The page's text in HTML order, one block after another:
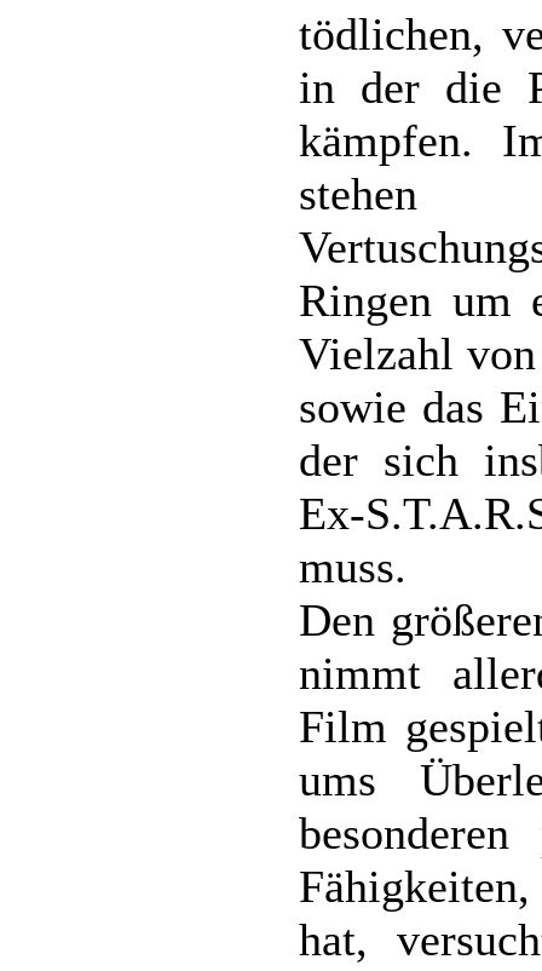
tödlichen,
in der die
kämpfen.
Ringen um
Vielzahl
sowie das
der sich
Ex-
muss.
Den
nimmt
Film
ums
hat,